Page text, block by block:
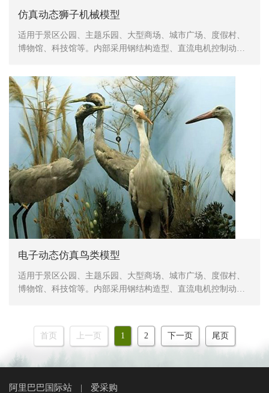
仿真动态狮子机械模型
适用于景区公园、主题乐园、大型商场、城市广场、度假村、
博物馆、科技馆等。内部采用钢结构造型、直流电机控制动
色彩，产品形象生动、逼真，动作灵活、自然，防水，防火，
防冻，抗高温
电子动态仿真鸟类模型
适用于景区公园、主题乐园、大型商场、城市广场、度假村、
博物馆、科技馆等。内部采用钢结构造型、直流电机控制动
防冻，抗高温
首页
上一页 1 2 下一页 尾页
阿里巴巴国际站 爱采购